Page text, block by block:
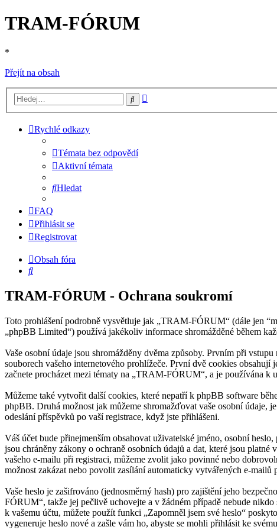
TRAM-FÓRUM
*
Přejít na obsah
Hledat
Rychlé odkazy
Témata bez odpovědí
Aktivní témata
Hledat
FAQ
Přihlásit se
Registrovat
Obsah fóra
Hledat
TRAM-FÓRUM - Ochrana soukromí
Toto prohlášení podrobně vysvětluje jak „TRAM-FÓRUM“ (dále jen
„phpBB Limited“) používá jakékoliv informace shromážděné během
Vaše osobní údaje jsou shromážděny dvěma způsoby. Prvním při
souborech vašeho internetového prohlížeče. První dvě cookies
začnete procházet mezi tématy na „TRAM-FÓRUM“, a je používána k
Můžeme také vytvořit další cookies, které nepatří k phpBB software
phpBB. Druhá možnost jak můžeme shromažďovat vaše osobní údaje,
odeslání příspěvků po vaší registrace, když jste přihlášeni.
Váš účet bude přinejmenším obsahovat uživatelské jméno, osobní
jsou chráněny zákony o ochraně osobních údajů a dat, které jsou
vašeho e-mailu při registraci, můžeme zvolit jako povinné nebo
možnost zakázat nebo povolit zasílání automaticky vytvářených e-mailů
Vaše heslo je zašifrováno (jednosměrný hash) pro zajištění jeho
FÓRUM“, takže jej pečlivě uchovejte a v žádném případě nebude
k vašemu účtu, můžete použít funkci „Zapomněl jsem své heslo“
vygeneruje heslo nové a zašle vám ho, abyste se mohli přihlásit ke